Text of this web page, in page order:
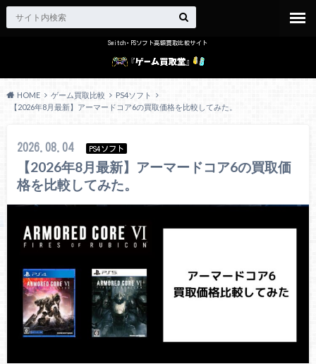
Switch・PSソフト高額買取比較サイト
HOME ゲーム買取比較
PS4ソフト
【2026年8月最新】アーマードコア6の買取価格を比較してみた。
2026.08.04 PS4ソフト
【2026年8月最新】アーマードコア6の買取価
格を比較してみた。